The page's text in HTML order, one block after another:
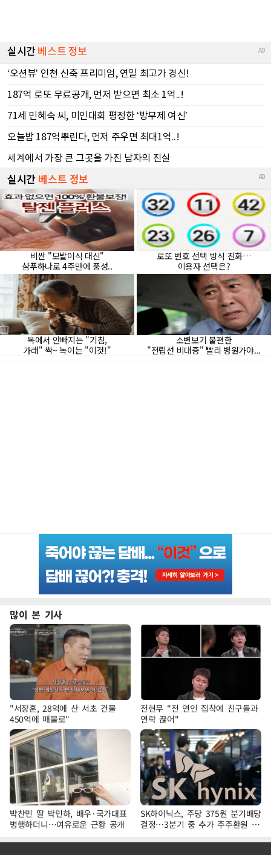
많이 본 기사
"서장훈, 28억에 산 서초 건물
450억에 매물로"
전현무 "전 연인 집착에 친구들과
연락 끊어"
박찬민 딸 박민하, 배우·국가대표
병행하더니…여유로운 근황 공개
SK하이닉스, 주당 375원 분기배당
결정…3분기 중 추가 주주환원 발
표